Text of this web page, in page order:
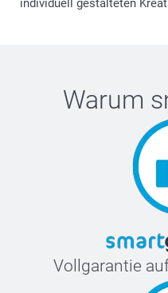
individuell gestalteten
Warum
Vollgarantie